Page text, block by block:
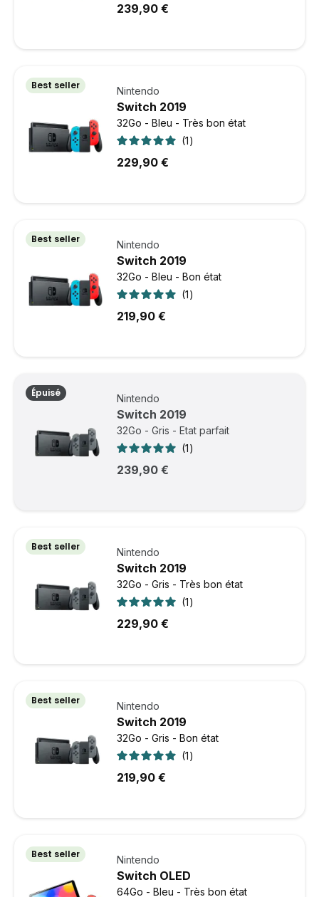
239,90 €
Best seller Nintendo
Switch 2019
32Go - Bleu - Très bon état
1
229,90 €
Best seller Nintendo
Switch 2019
32Go - Bleu - Bon état
1
219,90 €
Épuisé Nintendo
Switch 2019
32Go - Gris - Etat parfait
1
239,90 €
Best seller Nintendo
Switch 2019
32Go - Gris - Très bon état
1
229,90 €
Best seller Nintendo
Switch 2019
32Go - Gris - Bon état
1
219,90 €
Best seller Nintendo
Switch OLED
64Go - Bleu - Très bon état